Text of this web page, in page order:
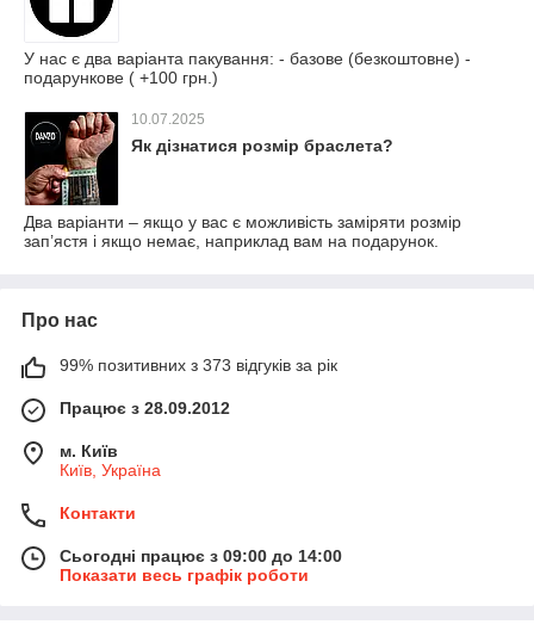
У нас є два варіанта пакування: - базове (безкоштовне) -
подарункове ( +100 грн.)
10.07.2025
Як дізнатися розмір браслета?
Два варіанти – якщо у вас є можливість заміряти розмір
зап’ястя і якщо немає, наприклад вам на подарунок.
Про нас
99% позитивних з 373 відгуків за рік
Працює з 28.09.2012
м. Київ
Київ, Україна
Контакти
Сьогодні працює з 09:00 до 14:00
Показати весь графік роботи